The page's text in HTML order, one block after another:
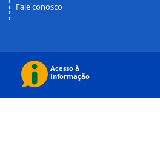
Fale conosco